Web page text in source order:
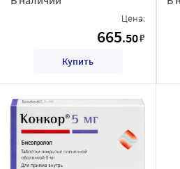
Цена:
665.50₽
Купить